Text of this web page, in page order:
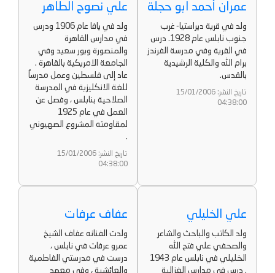
عمران أحمد ابو حجلة
ولد في قرية ديراستيا- غرب
جنوب نابلس عام 1928. درس
في القرية وفي مدرسة الفرندز
برام الله والكلية الرشيدية
بالقدس.
تاريخ النشر: 15/01/2006
04:38:00
علي نصوح الطاهر
ولد في يافا عام 1906 ودرس
في مدارس القاهرة
والمنصورة وبور سعيد وفي
الجامعة الامريكية بالقاهرة .
عاد إلى فلسطين وعمل مدرساُ
للغة الانكليزية في المدرسة
الصلاحية بنابلس ، وفصل عن
العمل في عام 1925
لمقاومته المشروع الصهيوني
.
تاريخ النشر: 15/01/2006
04:38:00
علي الخليلي
ولد الكاتب والباحث والشاعر
والصحفي علي فتح الله
الخليلي في نابلس عام 1943
. درس في مدارس الغزالية
عفاف عرفات
ولدت الفنانه عفاف الشيخ
عمرو عرفات في نابلس ،
درست في مدرستي الفاطمية
والعائشية ، وفي معهد